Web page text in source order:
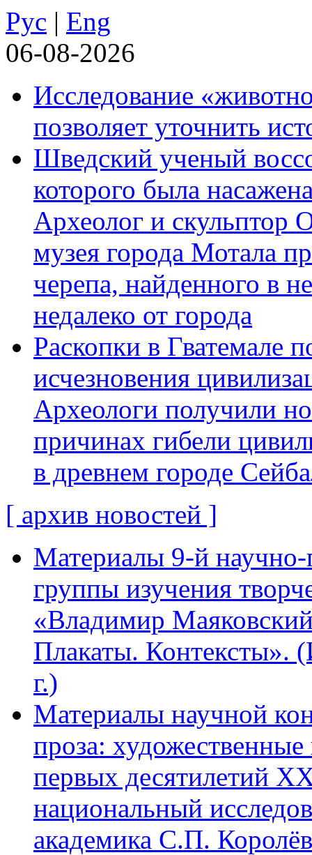
Рус | Eng
06-08-2026
Исследование
позволяет уточнить
Шведский ученый
которого была
Археолог и скульптор
музея города Мотала
черепа, найденного в
недалеко от города
Раскопки в Гватемале
исчезновения
Археологи получили
причинах гибели
в древнем городе
[ архив новостей ]
Материалы 9-й научно-
группы изучения
«Владимир
Плакаты.
г.)
Материалы научной
проза: художественные
первых десятилетий
национальный
академика С.П.